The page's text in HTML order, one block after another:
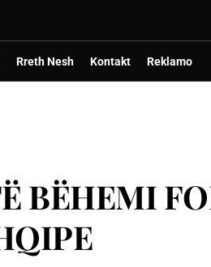
Rreth Nesh Kontakt Reklamo
BËHEMI